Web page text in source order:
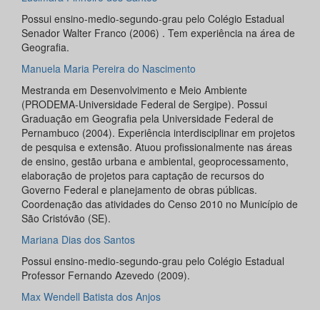
Possui ensino-medio-segundo-grau pelo Colégio Estadual
Senador Walter Franco (2006) . Tem experiência na área de
Geografia.
Manuela Maria Pereira do Nascimento
Mestranda em Desenvolvimento e Meio Ambiente
(PRODEMA-Universidade Federal de Sergipe). Possui
Graduação em Geografia pela Universidade Federal de
Pernambuco (2004). Experiência interdisciplinar em projetos
de pesquisa e extensão. Atuou profissionalmente nas áreas
de ensino, gestão urbana e ambiental, geoprocessamento,
elaboração de projetos para captação de recursos do
Governo Federal e planejamento de obras públicas.
Coordenação das atividades do Censo 2010 no Município de
São Cristóvão (SE).
Mariana Dias dos Santos
Possui ensino-medio-segundo-grau pelo Colégio Estadual
Professor Fernando Azevedo (2009).
Max Wendell Batista dos Anjos